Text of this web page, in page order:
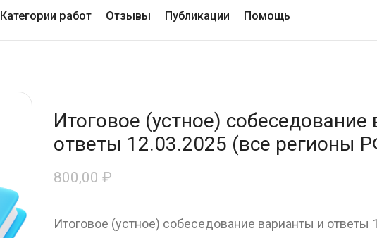
Категории работ Отзывы Публикации Помощь
Итоговое (устное)
ответы 12.03.2025 (все регионы
800,00 ₽
Итоговое (устное) собеседование варианты и ответы